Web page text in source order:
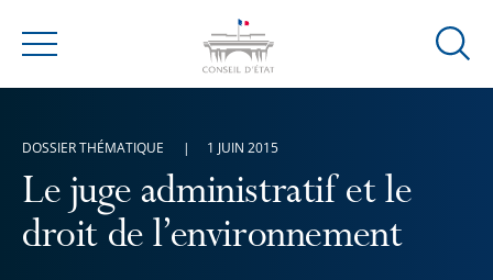
Menu
Ouvrir
Le juge administratif et le
droit de l’environnement
DOSSIER THÉMATIQUE 1 JUIN 2015